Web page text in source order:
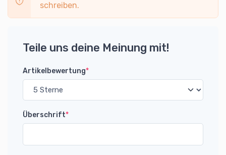
schreiben.
Teile uns deine Meinung mit!
Artikelbewertung*
Überschrift*